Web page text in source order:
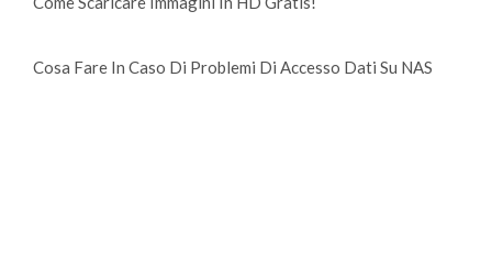
Cosa Fare In Caso Di Problemi Di Accesso Dati Su NAS